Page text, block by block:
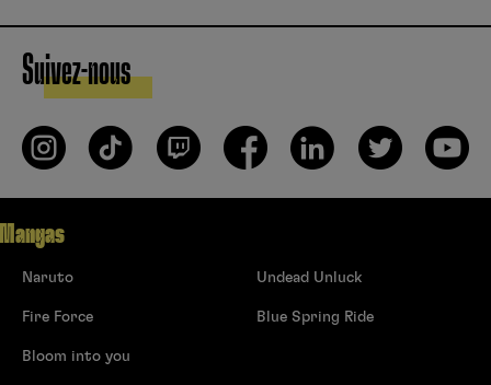
Suivez-nous
Mangas
Naruto
Fire Force
Bloom into you
Undead Unluck
Blue Spring Ride